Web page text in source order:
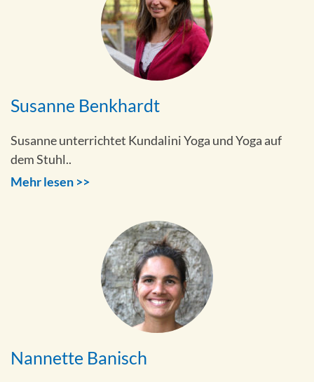
Susanne Benkhardt
Susanne unterrichtet Kundalini Yoga und Yoga auf
dem Stuhl..
Mehr lesen >>
Nannette Banisch